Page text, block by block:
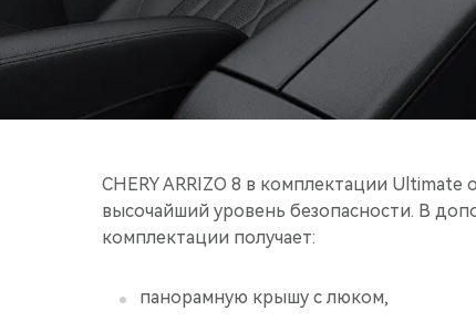
CHERY ARRIZO 8 в комплектации
высочайший уровень безопасности. В
комплектации получает:
панорамную крышу с люком,